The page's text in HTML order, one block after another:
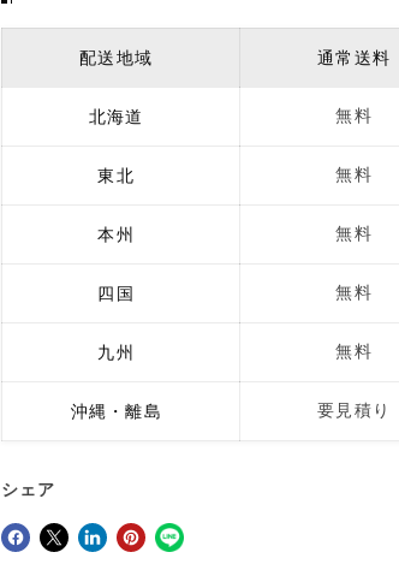
配送地域 通常送料
北海道 無料
東北 無料
本州 無料
四国 無料
九州 無料
沖縄・離島 要見積り
シェア